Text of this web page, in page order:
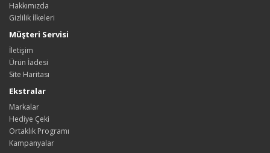
Hakkımızda
Gizlilik İlkeleri
Müşteri Servisi
İletişim
Ürün İadesi
Site Haritası
Ekstralar
Markalar
Hediye Çeki
Ortaklık Programı
Kampanyalar